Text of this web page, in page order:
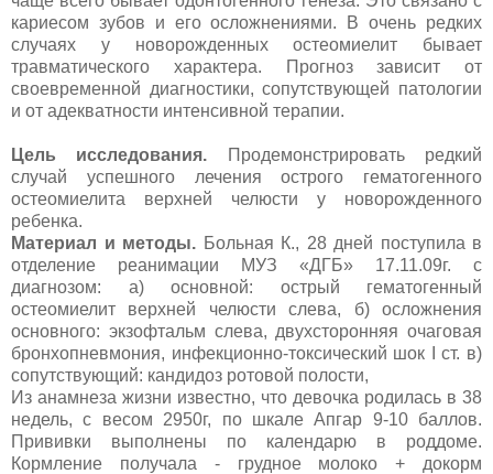
кариесом зубов и его осложнениями. В очень редких
случаях у новорожденных остеомиелит бывает
травматического характера. Прогноз зависит от
своевременной диагностики, сопутствующей патологии
и от адекватности интенсивной терапии.
Цель исследования.
Продемонстрировать редкий
случай успешного лечения острого гематогенного
остеомиелита верхней челюсти у новорожденного
ребенка.
Материал и методы. Больная К., 28 дней поступила в
отделение реанимации МУЗ «ДГБ» 17.11.09г. с
диагнозом: а) основной: острый гематогенный
остеомиелит верхней челюсти слева, б) осложнения
основного: экзофтальм слева, двухсторонняя очаговая
бронхопневмония, инфекционно-токсический шок I ст. в)
сопутствующий: кандидоз ротовой полости,
Из анамнеза жизни известно, что девочка родилась в 38
недель, с весом 2950г, по шкале Апгар 9-10 баллов.
Прививки выполнены по календарю в роддоме.
Кормление получала - грудное молоко + докорм